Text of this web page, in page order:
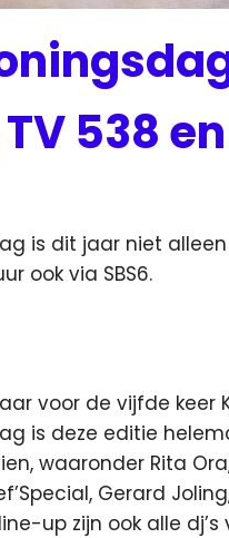
TV 538
is dit jaar niet
ook via SBS6.
voor de vijfde keer
is deze editie
waaronder Rita
Gerard
up zijn ook alle